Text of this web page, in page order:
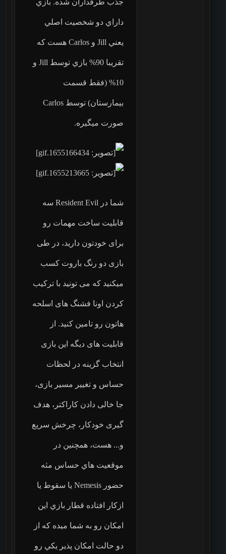
جذب طرفداران شده. بازي
داراي دو شخصيت اصلي
يعني Jill و Carlos هست كه
تقريبا 90% بازي توسط Jill و
10% (فقط قسمت
بيمارستان) توسط Carlos
صورت ميگيره.
شما در Resident Evil سه
قابلیت ساخت مهمات رو
برای خودتون دارید، در طی
بازی دو رنگ باروت كسب
ميكنيد که می تونید با ترکیب
کردن اونا فشنگ های اسلحه
هاتون رو تامین کنید. از
قابلیت های دیگه این بازی
انتخاب گزینه در لحظات
حساس و تغییر مسیر بازی،
جا خالی دادن کاراکتر، هدف
گیری خودکار، چرخش سريع
و... هست، همچنين در
موقعيت هاي حساس مثه
حضور Nemesis يا سقوط يا
ازكار افتاده قطار بازي اين
امكان رو به شما ميده كه از
دو حالت امكان پذير يكي رو